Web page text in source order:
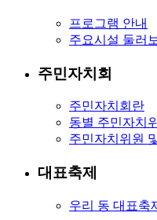
프로그램 안내
주요시설 둘러
주민자치회
주민자치회란
동별 주민자치
주민자치위원
대표축제
우리 동 대표축